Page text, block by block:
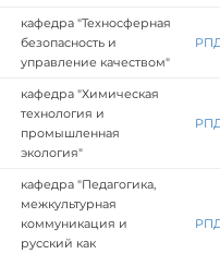
кафедра "Техносферная
безопасность и
управление качеством"
кафедра "Химическая
технология и
промышленная
экология"
кафедра "Педагогика,
межкультурная
коммуникация и
русский как